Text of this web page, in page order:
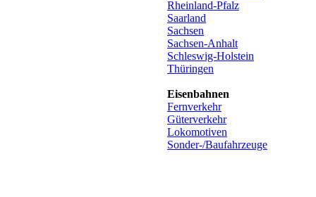
Rheinland-Pfalz
Saarland
Sachsen
Sachsen-Anhalt
Schleswig-Holstein
Thüringen
Eisenbahnen
Fernverkehr
Güterverkehr
Lokomotiven
Sonder-/Baufahrzeuge